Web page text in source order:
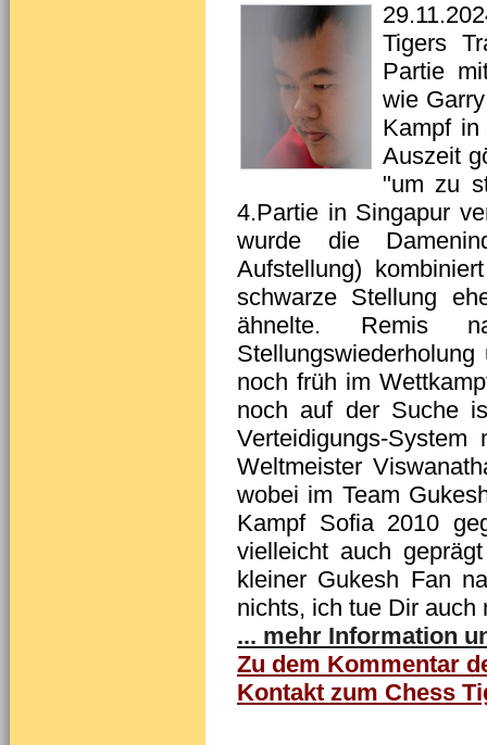
Tigers
Partie
wie
Kampf
Auszeit
"um zu
4.Partie in Singapur
wurde die
Aufstellung)
schwarze Stellung
ähnelte. Remis
noch früh im
noch auf der Suche
Verteidigungs-
Weltmeister
wobei im Team
Kampf Sofia 2010
vielleicht auch
kleiner Gukesh Fan
nichts, ich tue Dir
... mehr Information
Zu dem Kommentar
Kontakt zum Chess